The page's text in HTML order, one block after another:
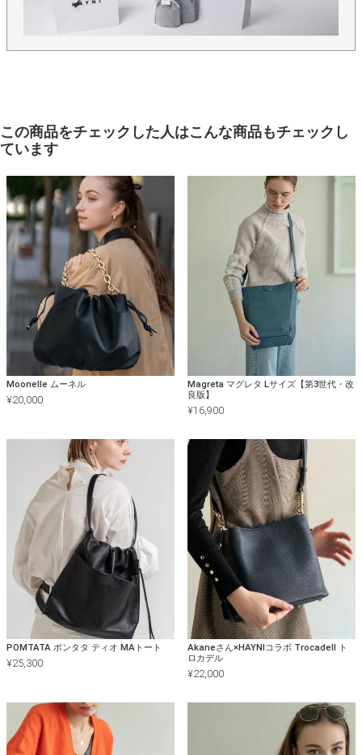
この商品をチェックした人はこんな商品もチェックし
ています
Moonelle ムーネル
¥20,000
Magreta マグレタ Lサイズ【第3世代・改
良版】
¥16,900
POMTATA ポンタタ ティオ MAトート
¥25,300
Akaneさん×HAYNIコラボ Trocadell ト
ロカデル
¥22,000